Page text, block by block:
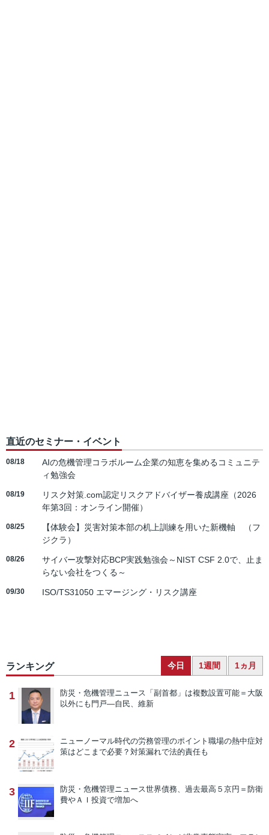
直近のセミナー・イベント
08/18
AIの危機管理コラボルーム企業の知恵を集めるコミュニテ
ィ勉強会
08/19
リスク対策.com認定リスクアドバイザー養成講座（2026
年第3回：オンライン開催）
08/25
【体験会】災害対策本部の机上訓練を用いた新機軸 （フ
ジクラ）
08/26
サイバー攻撃対応BCP実践勉強会～NIST CSF 2.0で、止ま
らない会社をつくる～
09/30 ISO/TS31050 エマージング・リスク講座
ランキング 今日 1週間 1ヵ月
1 防災・危機管理ニュース 「副首都」は複数設置可能＝大阪
以外にも門戸―自民、維新
2 ニューノーマル時代の労務管理のポイント 職場の熱中症対
策はどこまで必要？対策漏れで法的責任も
3 防災・危機管理ニュース世界債務、過去最高５京円＝防衛
費やＡＩ投資で増加へ